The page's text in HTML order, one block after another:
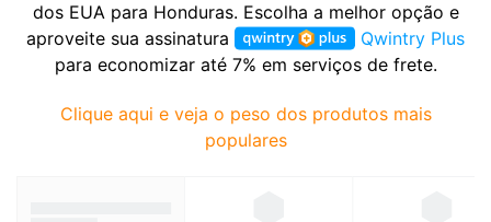
dos EUA para Honduras. Escolha a melhor opção e
aproveite sua assinatura
Qwintry Plus
para economizar até 7% em serviços de frete.
Clique aqui e veja o peso dos produtos mais
populares